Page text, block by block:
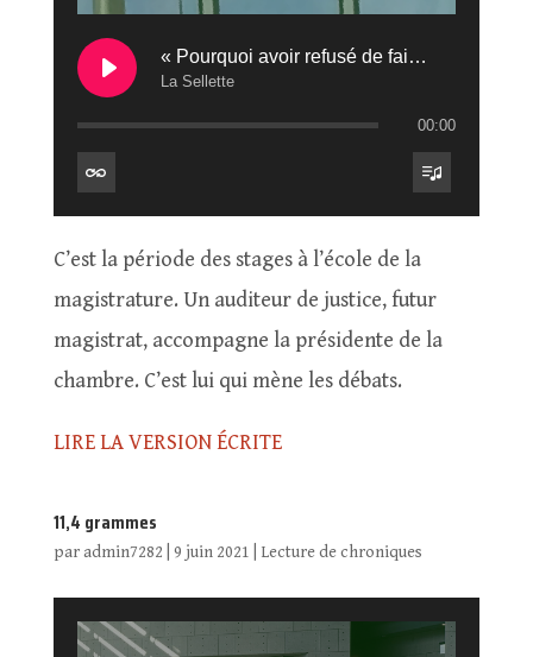
« Pourquoi avoir refusé de faire ce test ? »
La Sellette
00:00
C’est la période des stages à l’école de la
magistrature. Un auditeur de justice, futur
magistrat, accompagne la présidente de la
chambre. C’est lui qui mène les débats.
LIRE LA VERSION ÉCRITE
11,4 grammes
paradmin7282 9 juin 2021 Lecture de chroniques